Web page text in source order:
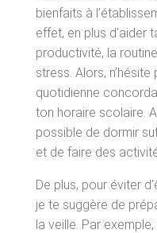
bienfaits à
effet, en plus d’aider
productivité, la
stress. Alors,
quotidienne
ton horaire scolaire.
possible de dormir
et de faire des
De plus, pour éviter
je te suggère de
la veille. Par